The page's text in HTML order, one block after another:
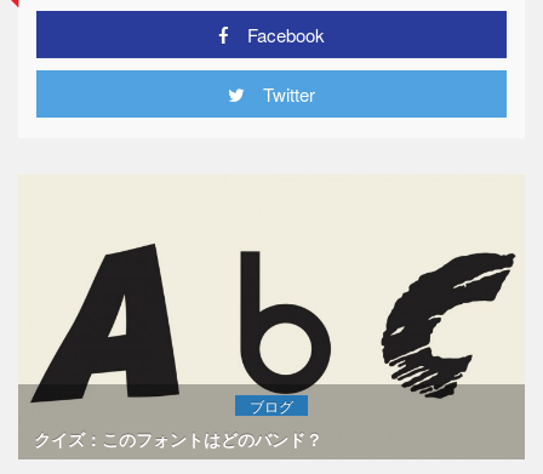
Facebook
Twitter
ブログ
クイズ：このフォントはどのバンド？